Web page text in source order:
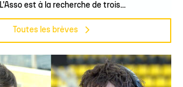
L'Asso est à la recherche de trois...
Toutes les brèves